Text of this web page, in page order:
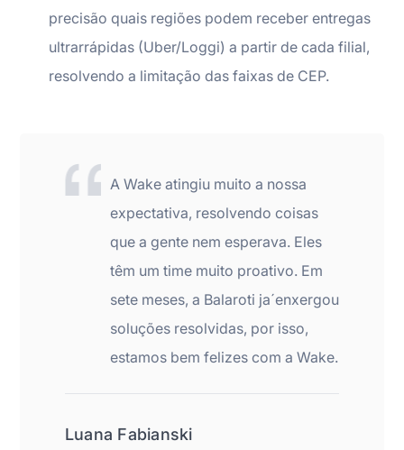
precisão quais regiões podem receber entregas
ultrarrápidas (Uber/Loggi) a partir de cada filial,
resolvendo a limitação das faixas de CEP.
A Wake atingiu muito a nossa
expectativa, resolvendo coisas
que a gente nem esperava. Eles
têm um time muito proativo. Em
sete meses, a Balaroti ja´enxergou
soluções resolvidas, por isso,
estamos bem felizes com a Wake.
Luana Fabianski